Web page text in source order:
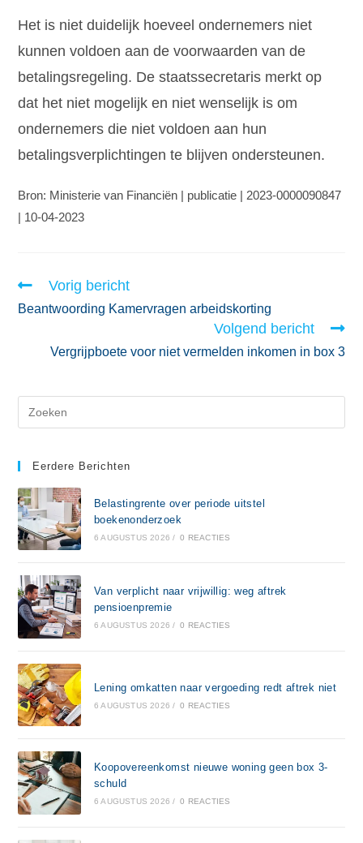
Het is niet duidelijk hoeveel ondernemers niet
kunnen voldoen aan de voorwaarden van de
betalingsregeling. De staatssecretaris merkt op
dat het niet mogelijk en niet wenselijk is om
ondernemers die niet voldoen aan hun
betalingsverplichtingen te blijven ondersteunen.
Bron: Ministerie van Financiën | publicatie | 2023-0000090847
| 10-04-2023
Vorig bericht
Beantwoording Kamervragen arbeidskorting
Volgend bericht
Vergrijpboete voor niet vermelden inkomen in box 3
Eerdere Berichten
Belastingrente over periode uitstel
boekenonderzoek
6 AUGUSTUS 2026 / 0 REACTIES
Van verplicht naar vrijwillig: weg aftrek
pensioenpremie
6 AUGUSTUS 2026 / 0 REACTIES
Lening omkatten naar vergoeding redt aftrek niet
6 AUGUSTUS 2026 / 0 REACTIES
Koopovereenkomst nieuwe woning geen box 3-
schuld
6 AUGUSTUS 2026 / 0 REACTIES